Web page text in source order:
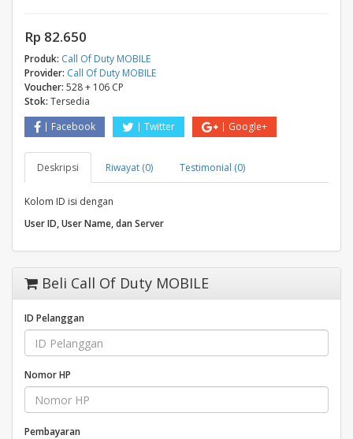
Rp 82.650
Produk: Call Of Duty MOBILE
Provider: Call Of Duty MOBILE
Voucher: 528 + 106 CP
Stok: Tersedia
Facebook
Twitter Google+
Deskripsi Riwayat (0) Testimonial (0)
Kolom ID isi dengan
User ID, User Name, dan Server
Beli Call Of Duty MOBILE
ID Pelanggan
Nomor HP
Pembayaran